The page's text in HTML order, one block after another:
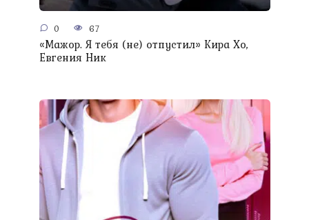
0 67
«Мажор. Я тебя (не) отпустил» Кира Хо,
Евгения Ник